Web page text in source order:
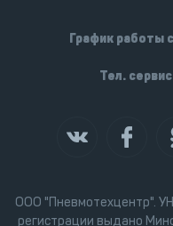
ООО "Пневмотехцентр".
регистрации выдано
График работы
Тел.